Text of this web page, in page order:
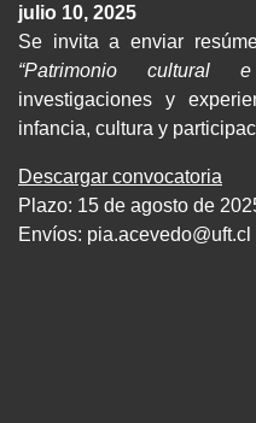
julio 10, 2025
Se invita a enviar
“Patrimonio cultural
investigaciones y
infancia, cultura y
Descargar convocatoria
Plazo: 15 de agosto de
Envíos: pia.acevedo@uft.cl